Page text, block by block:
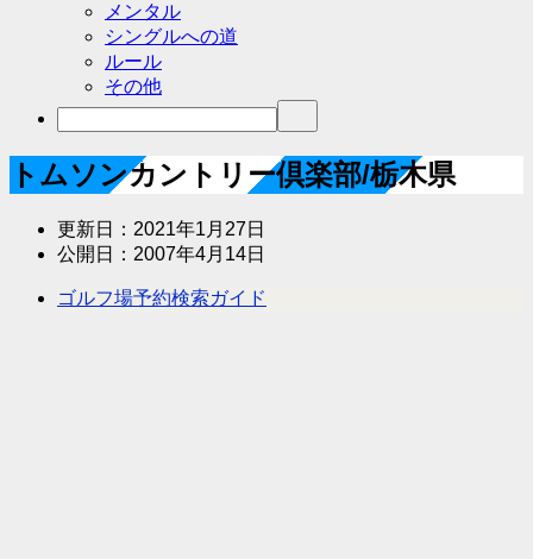
メンタル
シングルへの道
ルール
その他
トムソンカントリー倶楽部/栃木県
更新日： 2021年1月27日
公開日： 2007年4月14日
ゴルフ場予約検索ガイド